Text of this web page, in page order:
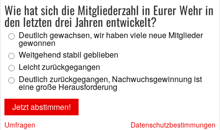
Wie hat sich die Mitgliederzahl in Eurer Wehr in
den letzten drei Jahren entwickelt?
Deutlich gewachsen, wir haben viele neue Mitglieder
gewonnen
Weitgehend stabil geblieben
Leicht zurückgegangen
Deutlich zurückgegangen, Nachwuchsgewinnung ist
eine große Herausforderung
Umfragen Datenschutzbestimmungen